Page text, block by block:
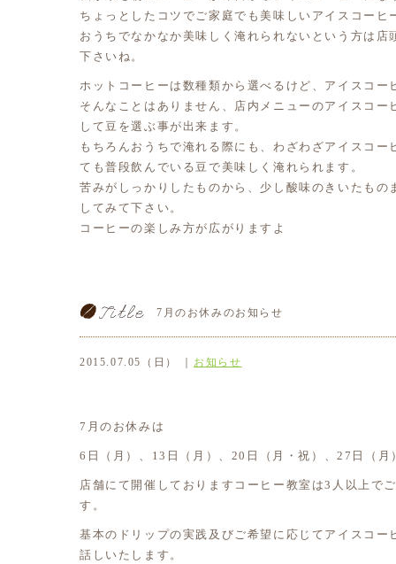
ちょっとしたコツでご家庭でも美味しいアイスコーヒ
おうちでなかなか美味しく淹れられないという方は店
下さいね。
ホットコーヒーは数種類から選べるけど、アイスコー
そんなことはありません、店内メニューのアイスコー
して豆を選ぶ事が出来ます。
もちろんおうちで淹れる際にも、わざわざアイスコー
ても普段飲んでいる豆で美味しく淹れられます。
苦みがしっかりしたものから、少し酸味のきいたもの
してみて下さい。
コーヒーの楽しみ方が広がりますよ
7月のお休みのお知らせ
2015.07.05（日） ｜ お知らせ
7月のお休みは
6日（月）、13日（月）、20日（月・祝）、27日（月
店舗にて開催しておりますコーヒー教室は3人以上で
す。
基本のドリップの実践及びご希望に応じてアイスコー
話しいたします。